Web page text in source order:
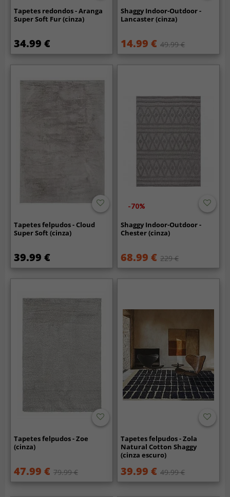
Tapetes redondos - Aranga
Super Soft Fur (cinza)
34.99 €
Shaggy Indoor-Outdoor -
Lancaster (cinza)
14.99 € 49.99 €
Tapetes felpudos - Cloud
Super Soft (cinza)
39.99 €
-70%
Shaggy Indoor-Outdoor -
Chester (cinza)
68.99 € 229 €
Tapetes felpudos - Zoe
(cinza)
47.99 € 79.99 €
Tapetes felpudos - Zola
Natural Cotton Shaggy
(cinza escuro)
39.99 € 49.99 €